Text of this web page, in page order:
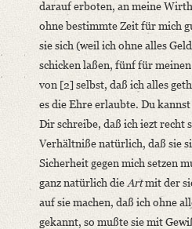
Format: 19,1 x 11,9 cm
Language
German
darauf erboten, an meine
ohne bestimmte Zeit für mich
sie sich (weil ich ohne alles
schicken laßen, fünf für
von [2] selbst, daß ich alles
es die Ehre erlaubte. Du
Dir schreibe, daß ich iezt recht
Verhältniße natürlich, daß sie
Sicherheit gegen mich setzen
ganz natürlich die Artmit der
auf sie machen, daß ich ohne
gekannt, so mußte sie mit